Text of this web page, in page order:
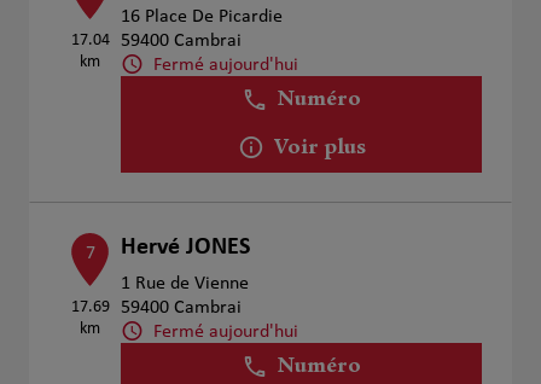
17.04
km
16 Place De Picardie
59400 Cambrai
Fermé aujourd'hui
Numéro
Voir plus
7
17.69
km
Hervé JONES
1 Rue de Vienne
59400 Cambrai
Fermé aujourd'hui
Numéro